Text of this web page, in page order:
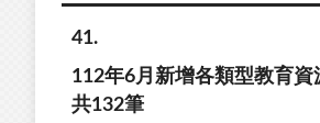
41
112年6月新增各類型教育資
共132筆